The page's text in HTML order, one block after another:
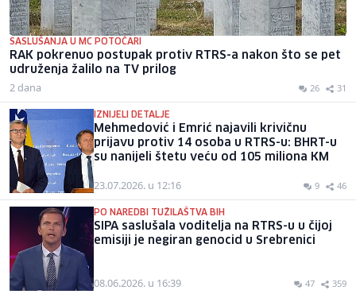
SASLUŠANJA U MC POTOČARI
RAK pokrenuo postupak protiv RTRS-a nakon što se pet
udruženja žalilo na TV prilog
2 dana 26 31
IZNIJELI DETALJE
Mehmedović i Emrić najavili krivičnu
prijavu protiv 14 osoba u RTRS-u: BHRT-u
su nanijeli štetu veću od 105 miliona KM
23.07.2026. u 12:16 9 46
PO NAREDBI TUŽILAŠTVA BIH
SIPA saslušala voditelja na RTRS-u u čijoj
emisiji je negiran genocid u Srebrenici
08.06.2026. u 16:39 47 359